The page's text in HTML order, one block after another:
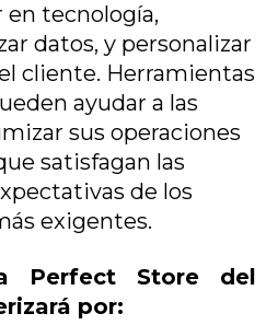
tecnología,
datos, y personalizar
cliente. Herramientas
ayudar a las
sus operaciones
satisfagan las
de los
exigentes.
Perfect Store del
por: